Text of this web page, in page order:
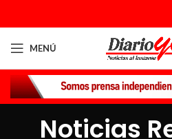
MENÚ
Noticias